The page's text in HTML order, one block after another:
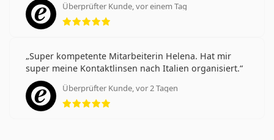
Überprüfter Kunde, vor einem Tag
Bewertung 5 aus 5
Super kompetente Mitarbeiterin Helena. Hat mir
super meine Kontaktlinsen nach Italien organisiert.
Überprüfter Kunde, vor 2 Tagen
Bewertung 5 aus 5